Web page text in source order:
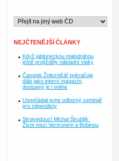
NEJČTENĚJŠÍ ČLÁNKY
Když jabloneckou malodráhou
ještě projížděly nákladní vlaky
Časopis Železničář pokračuje
dále jako interní magazín,
dostupný je i online
Uspořádali jsme odborný seminář
pro stipendisty
Strojvedoucí Michal Štrublík:
Život mezi Vectronem a Bobinou